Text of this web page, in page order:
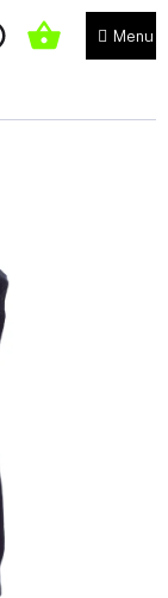
NÁKUPNÍ